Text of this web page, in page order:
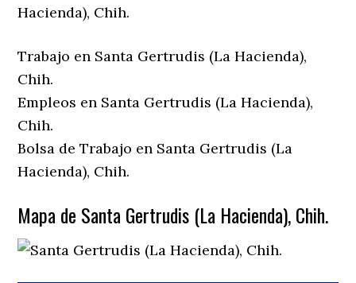
Hacienda), Chih.
Trabajo en Santa Gertrudis (La Hacienda),
Chih.
Empleos en Santa Gertrudis (La Hacienda),
Chih.
Bolsa de Trabajo en Santa Gertrudis (La
Hacienda), Chih.
Mapa de Santa Gertrudis (La Hacienda), Chih.